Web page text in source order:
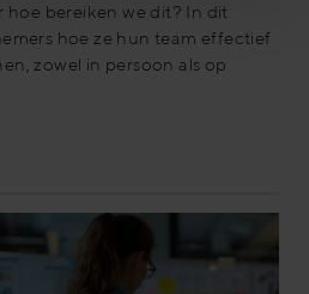
bereiken we dit? In dit
hoe ze hun team effectief
zowel in persoon als op